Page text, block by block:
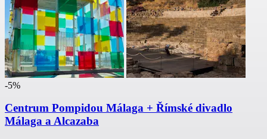
-5%
Centrum Pompidou Málaga + Římské divadlo
Málaga a Alcazaba